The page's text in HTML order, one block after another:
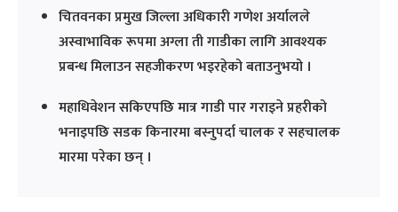
चितवनका प्रमुख जिल्ला अधिकारी गणेश अर्यालले
अस्वाभाविक रूपमा अग्ला ती गाडीका लागि आवश्यक
प्रबन्ध मिलाउन सहजीकरण भइरहेको बताउनुभयो ।
महाधिवेशन सकिएपछि मात्र गाडी पार गराइने प्रहरीको
भनाइपछि सडक किनारमा बस्नुपर्दा चालक र सहचालक
मारमा परेका छन् ।